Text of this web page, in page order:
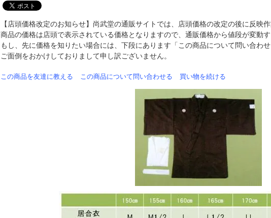
【店頭価格改定のお知らせ】尚武堂の通販サイトでは、店頭価格の改定の後に反映作
商品の価格は店頭で表示されている価格となりますので、通販価格から値段が変動す
もし、先に価格を知りたい場合には、下段にあります「この商品について問い合わせ
ご面倒をおかけしておりまして申し訳ございません。
この商品を友達に教える この商品について問い合わせる 買い物を続ける